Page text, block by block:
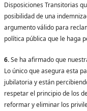
Disposiciones Transitorias
posibilidad de una
argumento válido para
política pública que le haga
6.Se ha afirmado que
Lo único que asegura esta
jubilatoria y están
respetar el principio de los
reformar y eliminar los